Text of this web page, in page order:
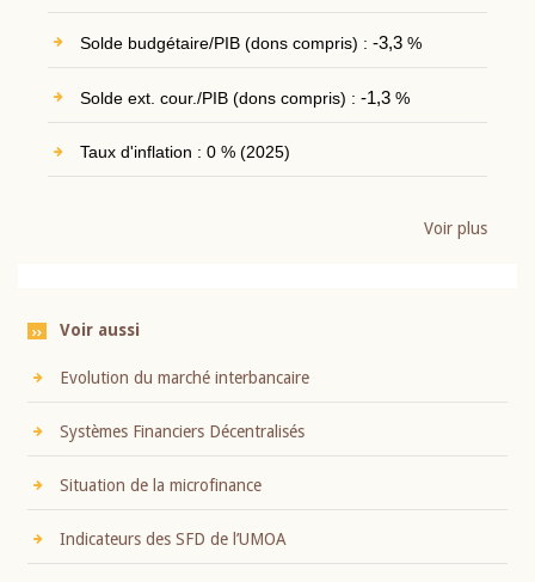
Solde budgétaire/PIB (dons compris) : -3,3%
Solde ext. cour./PIB (dons compris) : -1,3%
Taux d'inflation : 0 % (2025)
Voir plus
Voir aussi
Evolution du marché interbancaire
Systèmes Financiers Décentralisés
Situation de la microfinance
Indicateurs des SFD de l’UMOA